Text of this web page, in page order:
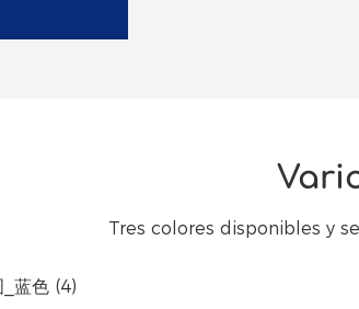
Tres colores disponibles y